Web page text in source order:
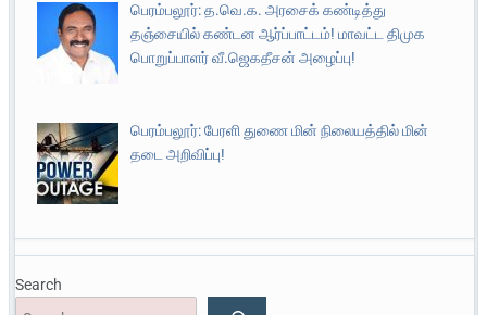
பெரம்பலூர்: த.வெ.க. அரசைக் கண்டித்து
தஞ்சையில் கண்டன ஆர்ப்பாட்டம்! மாவட்ட திமுக
பொறுப்பாளர் வீ.ஜெகதீசன் அழைப்பு!
பெரம்பலூர்: பேரளி துணை மின் நிலையத்தில் மின்
தடை அறிவிப்பு!
Search